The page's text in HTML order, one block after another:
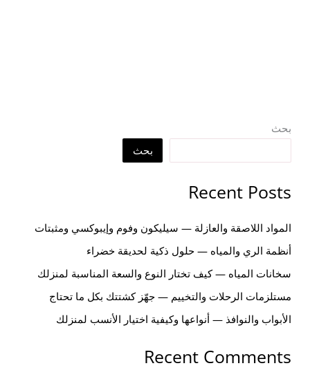
بحث
بحث
Recent Posts
المواد اللاصقة والعازلة — سيليكون وفوم وإيبوكسي ومثبتات
أنظمة الري والمياه — حلول ذكية لحديقة خضراء
سخانات المياه — كيف تختار النوع والسعة المناسبة لمنزلك
مستلزمات الرحلات والتخييم — جهّز كشتتك بكل ما تحتاج
الأبواب والنوافذ — أنواعها وكيفية اختيار الأنسب لمنزلك
Recent Comments